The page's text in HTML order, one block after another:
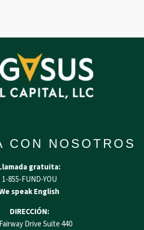
CON NOSOTROS
gratuita:
1-855-FUND-YOU
speak English
DIRECCIÓN:
Drive Suite 440